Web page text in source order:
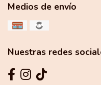
Medios de envío
Nuestras redes